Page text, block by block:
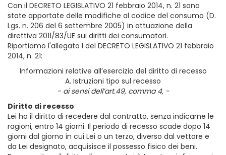
Con il DECRETO LEGISLATIVO 21 febbraio 2014, n. 21 sono
state apportate delle modifiche al codice del consumo (D.
Lgs. n. 206 del 6 settembre 2005) in attuazione della
direttiva 2011/83/UE sui diritti dei consumatori.
Riportiamo l'allegato I del DECRETO LEGISLATIVO 21 febbraio
2014, n. 21:
Informazioni relative all’esercizio del diritto di recesso
A. Istruzioni tipo sul recesso
- ai sensi dell’art.49, comma 4, -
Diritto di recesso
Lei ha il diritto di recedere dal contratto, senza indicarne le
ragioni, entro 14 giorni. Il periodo di recesso scade dopo 14
giorni dal giorno in cui Lei o un terzo, diverso dal vettore e
da Lei designato, acquisisce il possesso fisico dei beni.